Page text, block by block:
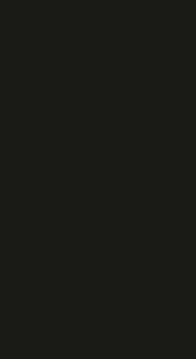
selou a
fecha a participação
se enfrentam